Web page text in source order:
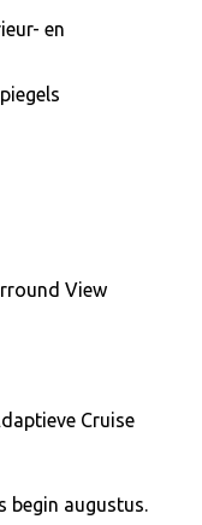
en
View
Cruise
begin augustus.